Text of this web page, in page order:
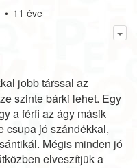
• 11 éve
jobb társsal az
szinte bárki lehet. Egy
a férfi az ágy másik
csupa jó szándékkal,
Mégis minden jó
elveszítjük a